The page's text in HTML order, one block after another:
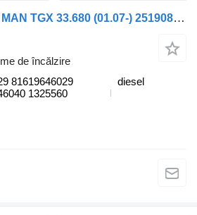
Sisteme de încălzire MAN TGX 33.680 (01.07-) 25190845 pentru cap tractor MAN TGL, TGM, TGS, TGX (2005-2021)
de încălzire
81619646029
1325560
diesel